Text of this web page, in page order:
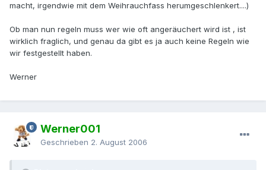
macht, irgendwie mit dem Weihrauchfass herumgeschlenkert....)
Ob man nun regeln muss wer wie oft angeräuchert wird ist , ist
wirklich fraglich, und genau da gibt es ja auch keine Regeln wie
wir festgestellt haben.
Werner
Werner001
Geschrieben 2. August 2006